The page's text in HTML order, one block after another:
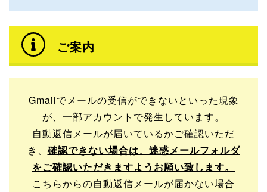
ご案内
Gmailでメールの受信ができないといった現象
が、一部アカウントで発生しています。
自動返信メールが届いているかご確認いただ
き、 確認できない場合は、迷惑メールフォルダ
をご確認いただきますようお願い致します。
こちらからの自動返信メールが届かない場合